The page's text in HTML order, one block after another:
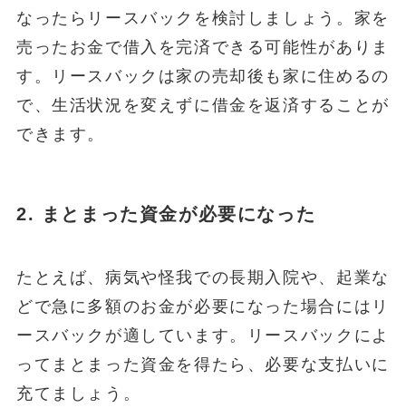
なったらリースバックを検討しましょう。家を
売ったお金で借入を完済できる可能性がありま
す。リースバックは家の売却後も家に住めるの
で、生活状況を変えずに借金を返済することが
できます。
2. まとまった資金が必要になった
たとえば、病気や怪我での長期入院や、起業な
どで急に多額のお金が必要になった場合にはリ
ースバックが適しています。リースバックによ
ってまとまった資金を得たら、必要な支払いに
充てましょう。